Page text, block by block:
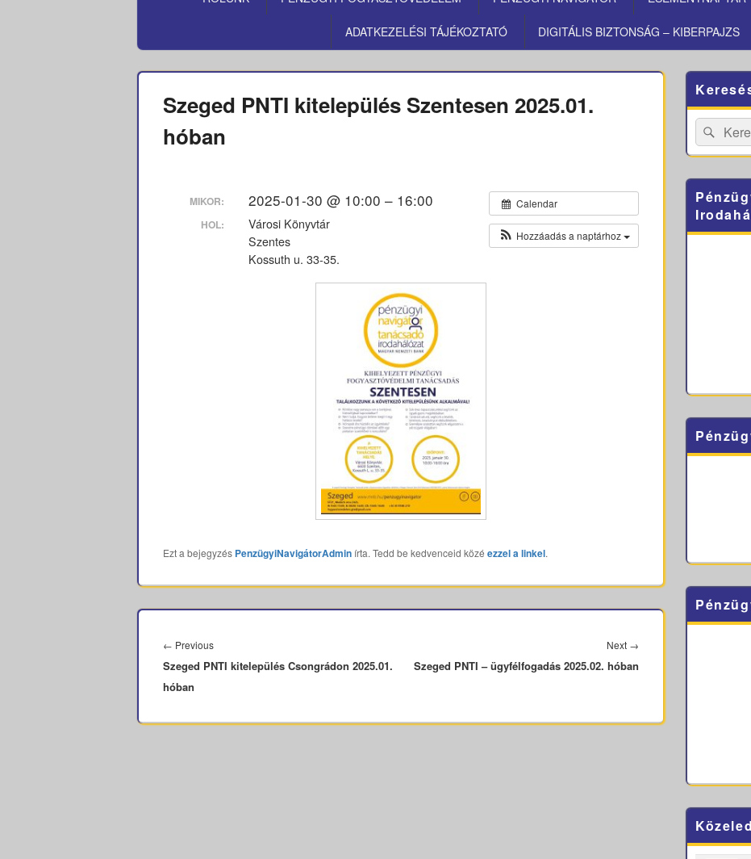
ADATKEZELÉSI TÁJÉKOZTATÓ DIGITÁLIS BIZTONSÁG – KIBERPAJZS
Szeged PNTI kitelepülés Szentesen 2025.01.
hóban
Calendar
Hozzáadás a naptárhoz
MIKOR: 2025-01-30 @ 10:00 – 16:00
HOL:
Városi Könyvtár
Szentes
Kossuth u. 33-35.
Ezt a bejegyzés PenzügyiNavigátorAdmin írta. Tedd be kedvenceid közé ezzel a linkel.
navigáció
← PreviousPrevious
post:
Szeged PNTI kitelepülés Csongrádon 2025.01.
hóban
Next →
Szeged PNTI – ügyfélfogadás 2025.02. hóban
Sidebar
Widget
AreaSearch
for: